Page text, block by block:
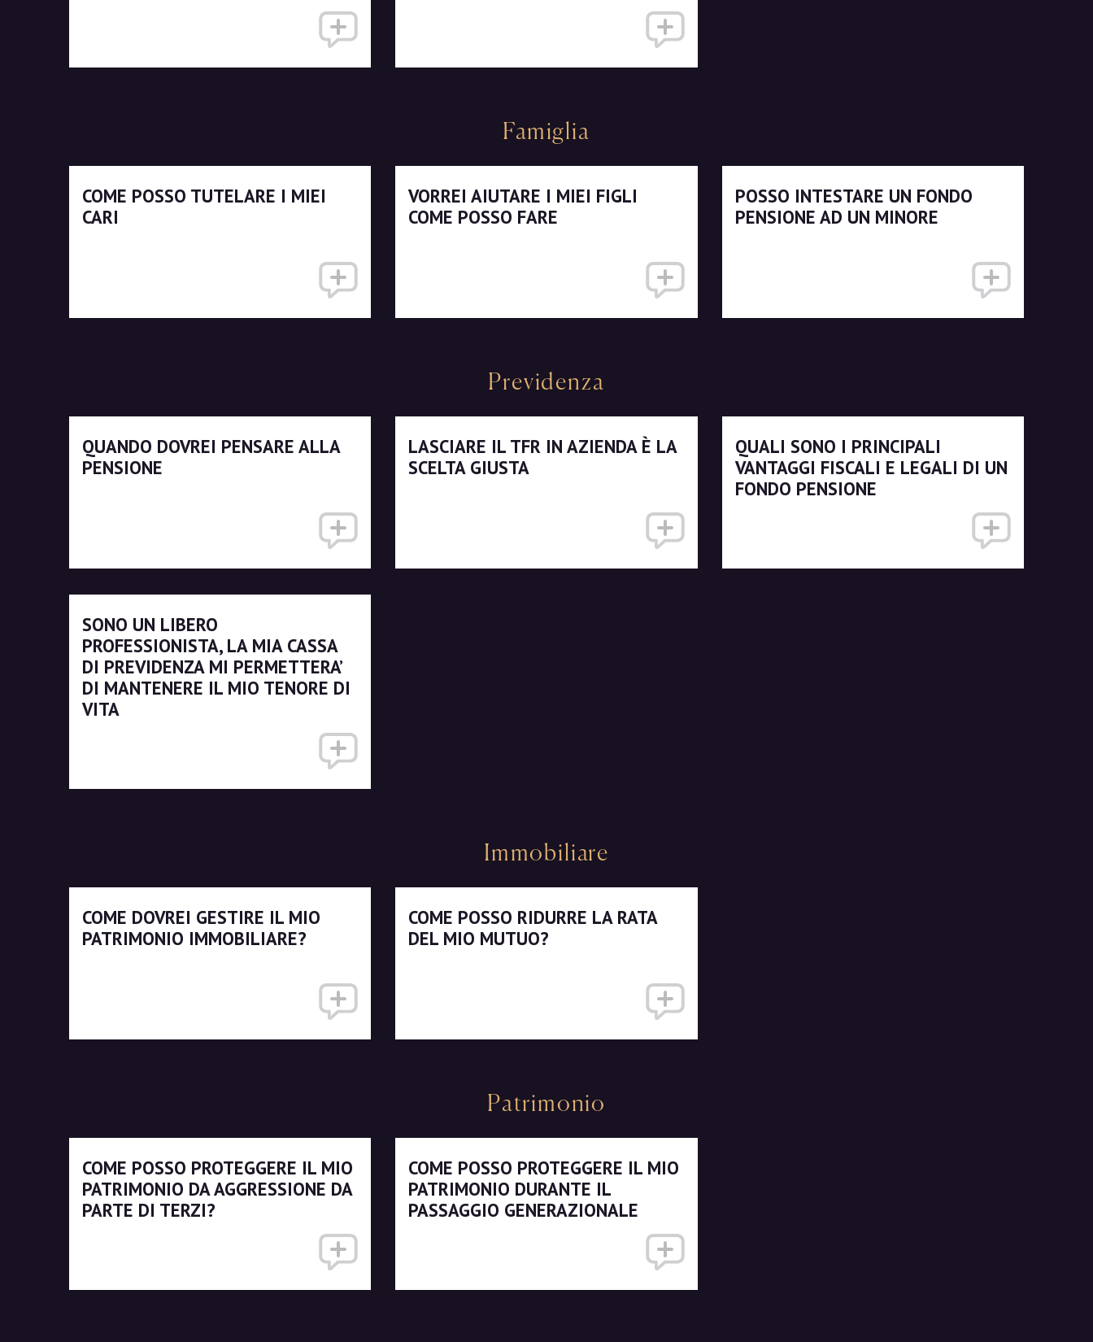
Famiglia
COME POSSO TUTELARE I MIEI
CARI
VORREI AIUTARE I MIEI FIGLI
COME POSSO FARE
POSSO INTESTARE UN FONDO
PENSIONE AD UN MINORE
Previdenza
QUANDO DOVREI PENSARE ALLA
PENSIONE
LASCIARE IL TFR IN AZIENDA È LA
SCELTA GIUSTA
QUALI SONO I PRINCIPALI
VANTAGGI FISCALI E LEGALI DI UN
FONDO PENSIONE
SONO UN LIBERO
PROFESSIONISTA, LA MIA CASSA
DI PREVIDENZA MI PERMETTERA’
DI MANTENERE IL MIO TENORE DI
VITA
Immobiliare
COME DOVREI GESTIRE IL MIO
PATRIMONIO IMMOBILIARE?
COME POSSO RIDURRE LA RATA
DEL MIO MUTUO?
Patrimonio
COME POSSO PROTEGGERE IL MIO
PATRIMONIO DA AGGRESSIONE DA
PARTE DI TERZI?
COME POSSO PROTEGGERE IL MIO
PATRIMONIO DURANTE IL
PASSAGGIO GENERAZIONALE